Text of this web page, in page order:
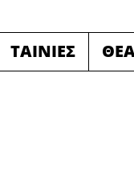
ΤΑΙΝΙΕΣ